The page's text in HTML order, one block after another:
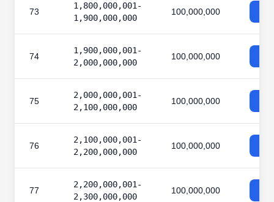
73
1,800,000,001-
1,900,000,000
100,000,000
74
1,900,000,001-
2,000,000,000
100,000,000
75
2,000,000,001-
2,100,000,000
100,000,000
76
2,100,000,001-
2,200,000,000
100,000,000
77
2,200,000,001-
2,300,000,000
100,000,000